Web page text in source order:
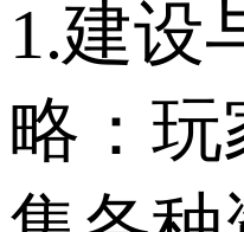
1.建设
略：玩